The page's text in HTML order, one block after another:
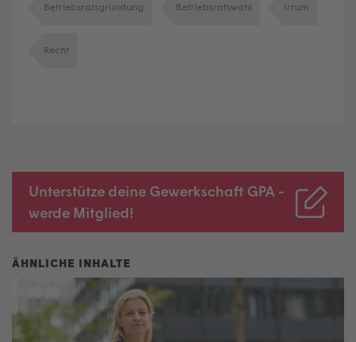
Betriebsratsgründung Betriebsratswahl Irrum
Recht
Unterstütze deine Gewerkschaft GPA -
werde Mitglied!